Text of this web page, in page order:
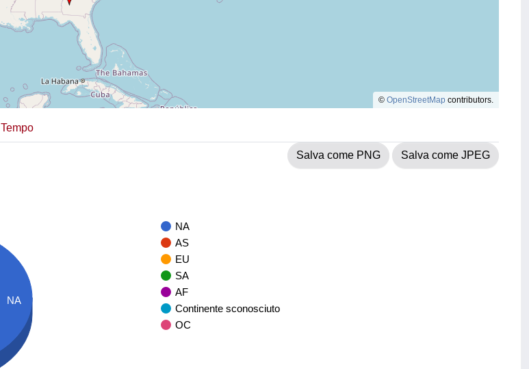
© OpenStreetMap contributors.
Tempo
Salva come PNG Salva come JPEG
NA
AS
EU
SA
AF
Continente sconosciuto
OC
NA